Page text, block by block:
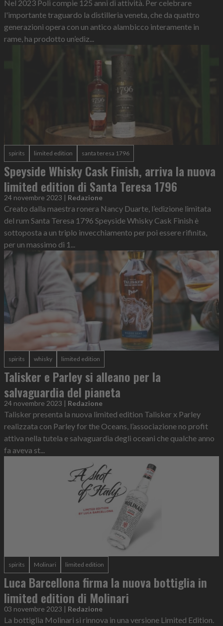
Nel 2023 Poli compie 125 anni di attività. Per celebrare
l'importante traguardo la distilleria veneta, che da quattro
generazioni opera con un antico alambicco interamente in
rame, ha prodotto un’ediz...
spirits limited edition santa teresa 1796
Speyside Whisky Cask Finish, arriva la nuova
limited edition di Santa Teresa 1796
24 novembre 2023 | Redazione
Creato dalla maestra ronera Nancy Duarte, l’edizione limitata
del rum Santa Teresa 1796 Speyside Whisky Cask Finish è
sottoposta a un triplo invecchiamento per poi essere rifinita,
per un massimo di 1...
spirits whisky limited edition
Talisker e Parley si alleano per la
salvaguardia del pianeta
24 novembre 2023 | Redazione
Talisker presenta la nuova limited edition Talisker x Parley
realizzata con Parley for the Oceans, l’associazione no profit
attiva nella tutela e salvaguardia degli oceani che qualche anno
fa aveva st...
spirits Molinari limited edition
Luca Barcellona firma la nuova bottiglia in
limited edition di Molinari
03 novembre 2023 | Redazione
La bottiglia Molinari si rinnova in una versione Limited Edition.